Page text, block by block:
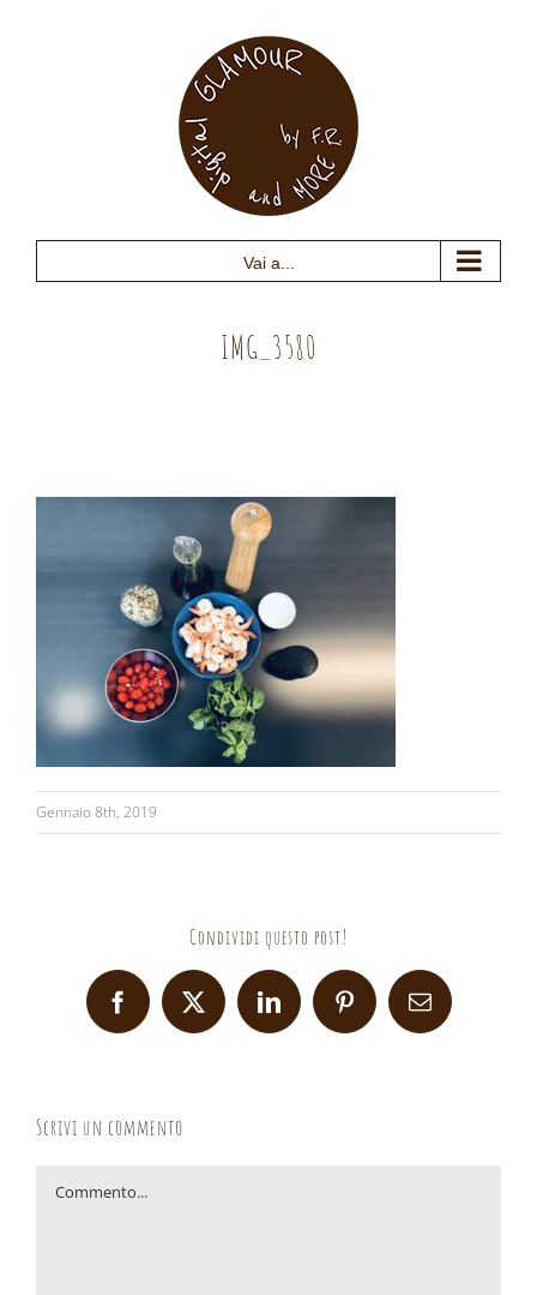
Vai a...
IMG_3580
Gennaio 8th, 2019
Condividi questo post!
Facebook
X LinkedInPinterestEmail
Scrivi un commento